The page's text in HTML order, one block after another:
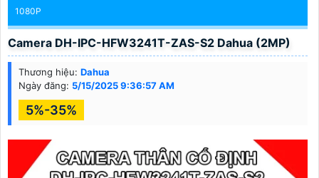
1080P
Camera DH-IPC-HFW3241T-ZAS-S2 Dahua (2MP)
Thương hiệu: Dahua
Ngày đăng: 5/15/2025 9:36:57 AM
5%-35%